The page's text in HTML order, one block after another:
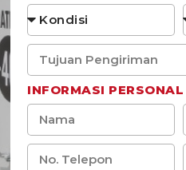
INFORMASI PERSONAL